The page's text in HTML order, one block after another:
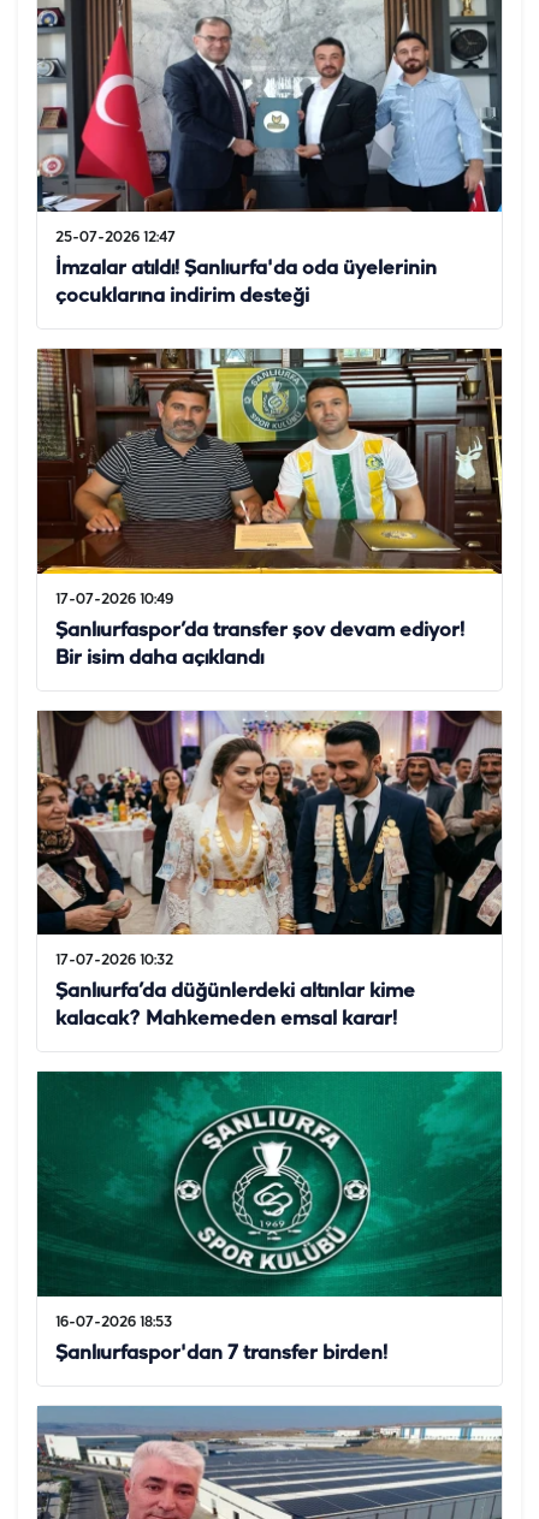
25-07-2026 12:47
İmzalar atıldı! Şanlıurfa'da oda üyelerinin
çocuklarına indirim desteği
17-07-2026 10:49
Şanlıurfaspor’da transfer şov devam ediyor!
Bir isim daha açıklandı
17-07-2026 10:32
Şanlıurfa’da düğünlerdeki altınlar kime
kalacak? Mahkemeden emsal karar!
16-07-2026 18:53
Şanlıurfaspor'dan 7 transfer birden!